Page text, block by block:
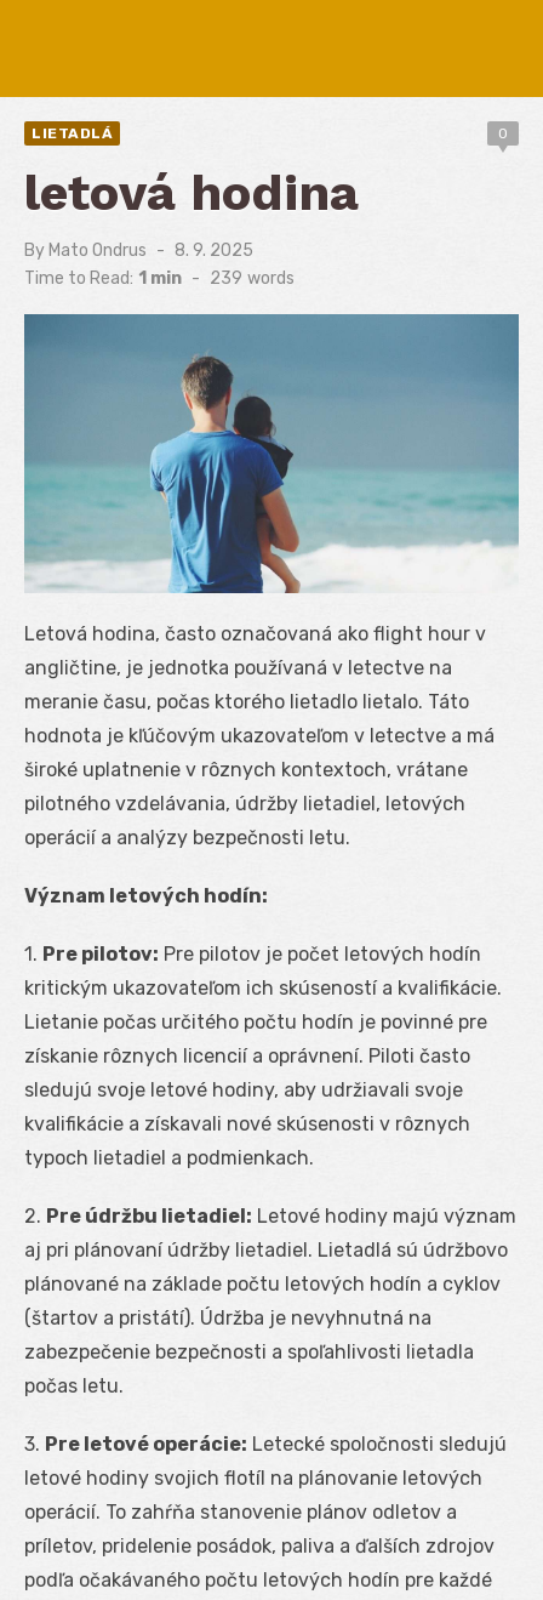
LIETADLÁ 0
letová hodina
By Mato Ondrus
Posted
on
8. 9. 2025
Time to Read: 1 min - 239 words
Letová hodina, často označovaná ako flight hour v
angličtine, je jednotka používaná v letectve na
meranie času, počas ktorého lietadlo lietalo. Táto
hodnota je kľúčovým ukazovateľom v letectve a má
široké uplatnenie v rôznych kontextoch, vrátane
pilotného vzdelávania, údržby lietadiel, letových
operácií a analýzy bezpečnosti letu.
Význam letových hodín:
1. Pre pilotov: Pre pilotov je počet letových hodín
kritickým ukazovateľom ich skúseností a kvalifikácie.
Lietanie počas určitého počtu hodín je povinné pre
získanie rôznych licencií a oprávnení. Piloti často
sledujú svoje letové hodiny, aby udržiavali svoje
kvalifikácie a získavali nové skúsenosti v rôznych
typoch lietadiel a podmienkach.
2. Pre údržbu lietadiel: Letové hodiny majú význam
aj pri plánovaní údržby lietadiel. Lietadlá sú údržbovo
plánované na základe počtu letových hodín a cyklov
(štartov a pristátí). Údržba je nevyhnutná na
zabezpečenie bezpečnosti a spoľahlivosti lietadla
počas letu.
3. Pre letové operácie: Letecké spoločnosti sledujú
letové hodiny svojich flotíl na plánovanie letových
operácií. To zahŕňa stanovenie plánov odletov a
príletov, pridelenie posádok, paliva a ďalších zdrojov
podľa očakávaného počtu letových hodín pre každé